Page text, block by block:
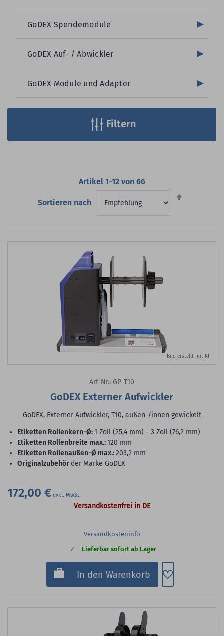
GoDEX Spendemodule
GoDEX Auf- / Abwickler
GoDEX Module und Adapter
Artikel 1-12von 66
Sortieren nach
Bild erstellt mit KI
Art-Nr.: GP-T10
GoDEX Externer Aufwickler
GoDEX, Externer Aufwickler, T10, außen-/innen gewickelt
Etiketten Rollenkern-Ø:1 Zoll (25,4 mm) - 3 Zoll (76,2 mm)
Etiketten Rollenbreite max.:120 mm
Etiketten Rollenaußen-Ø max.:203,2 mm
Originalzubehör der Marke GoDEX
172,00 €
Versandkostenfrei in DE
Versandkosteninfo
Lieferbar sofort ab Lager
In den Warenkorb Zum
Filtern